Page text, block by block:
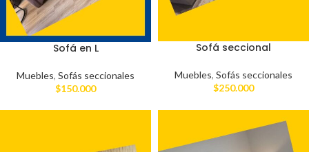
Sofá en L
Muebles, Sofás seccionales
$150.000
Sofá seccional
Muebles, Sofás seccionales
$250.000